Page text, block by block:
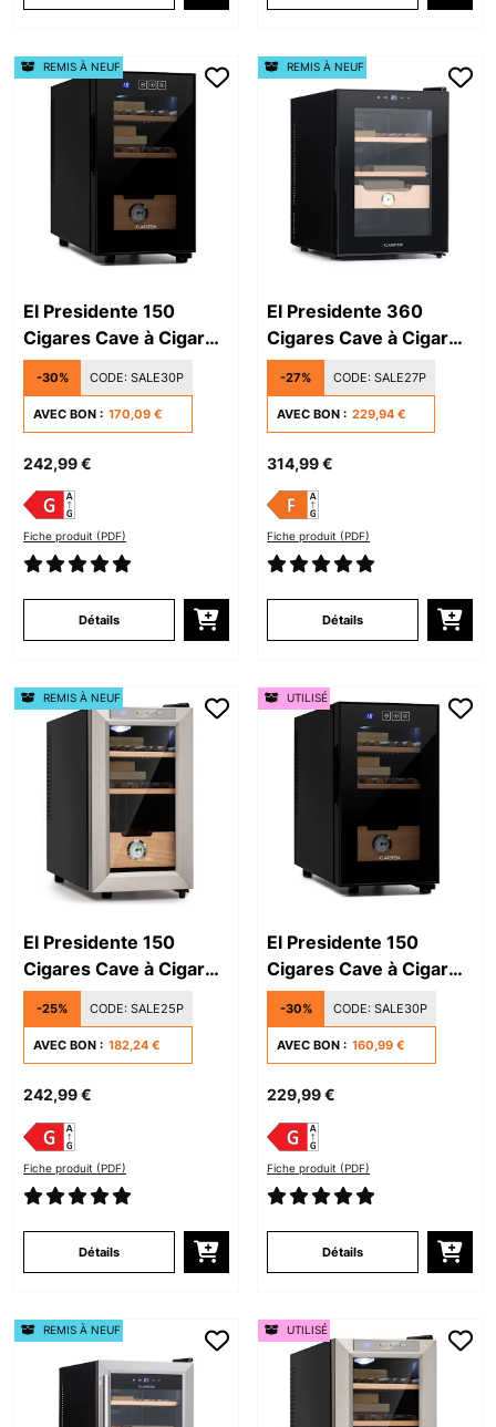
El Presidente 150
Cigares Cave à Cigare
et Cave à Vin Noir
-30% CODE: SALE30P
AVEC BON : 170,09 €
242,99 €
Fiche produit (PDF)
Détails
REMIS À NEUF
El Presidente 360
Cigares Cave à Cigare
Noir
-27% CODE: SALE27P
AVEC BON : 229,94 €
314,99 €
Fiche produit (PDF)
Détails
REMIS À NEUF
El Presidente 150
Cigares Cave à Cigare
et Cave à Vin Argent
-25% CODE: SALE25P
AVEC BON : 182,24 €
242,99 €
Fiche produit (PDF)
Détails
REMIS À NEUF
El Presidente 150
Cigares Cave à Cigare
et Cave à Vin Noir
-30% CODE: SALE30P
AVEC BON : 160,99 €
229,99 €
Fiche produit (PDF)
Détails
UTILISÉ
REMIS À NEUF UTILISÉ